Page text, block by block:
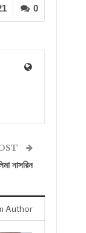
0
নাসরিন
Author